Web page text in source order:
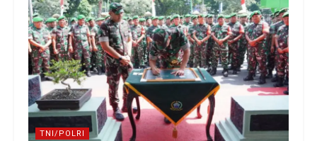
TNI/POLRI